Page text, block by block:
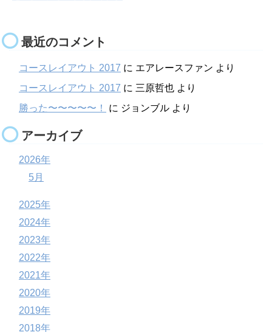
最近のコメント
コースレイアウト 2017 に エアレースファン より
コースレイアウト 2017 に 三原哲也 より
勝った〜〜〜〜〜！
に ジョンブル より
アーカイブ
2026年
5月
2025年
2024年
2023年
2022年
2021年
2020年
2019年
2018年